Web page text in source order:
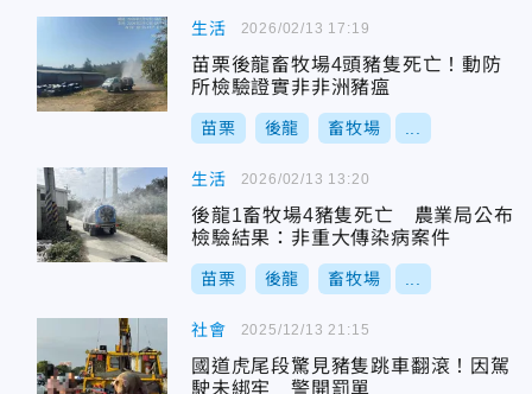
生活
苗栗後龍畜牧場4頭豬隻死亡！動防
所檢驗證實非非洲豬瘟
苗栗 後龍 畜牧場
2026/02/13 17:19
生活
後龍1畜牧場4豬隻死亡 農業局公布
檢驗結果：非重大傳染病案件
苗栗 後龍 畜牧場
2026/02/13 13:20
社會
國道虎尾段驚見豬隻跳車翻滾！因駕
駛未綁牢 警開罰單
2025/12/13 21:15